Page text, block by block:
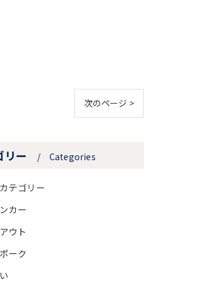
次のページ >
リー Categories
テゴリー
カー
ウト
ーク